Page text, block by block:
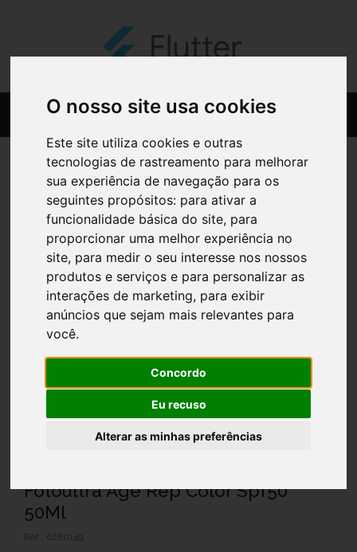
O nosso site usa cookies
Este site utiliza cookies e outras
tecnologias de rastreamento para melhorar
sua experiência de navegação para os
seguintes propósitos: para ativar a
funcionalidade básica do site, para
proporcionar uma melhor experiência no
site, para medir o seu interesse nos nossos
produtos e serviços e para personalizar as
interações de marketing, para exibir
anúncios que sejam mais relevantes para
você.
Concordo
Eu recuso
Alterar as minhas preferências
Fotoultra Age Rep Color Spf50
50Ml
Ref.: 6280149